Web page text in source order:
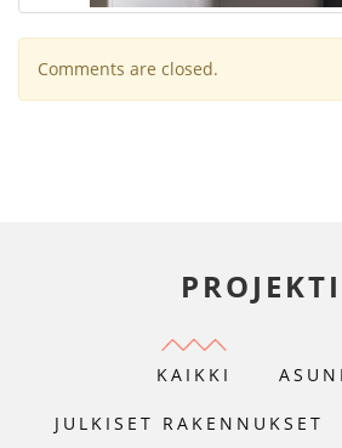
Comments are closed.
KAIKKI
JULKISET RAKENNUKSET